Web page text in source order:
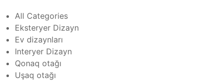
All Categories
Eksteryer Dizayn
Ev dizaynları
Interyer Dizayn
Qonaq otağı
Uşaq otağı